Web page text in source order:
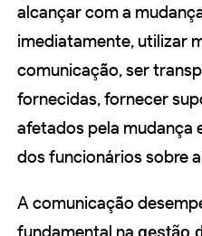
alcançar com a
imediatamente, utilizar
comunicação, ser
fornecidas, fornecer
afetados pela mudança
dos funcionários sobre
A comunicação
fundamental na gestão